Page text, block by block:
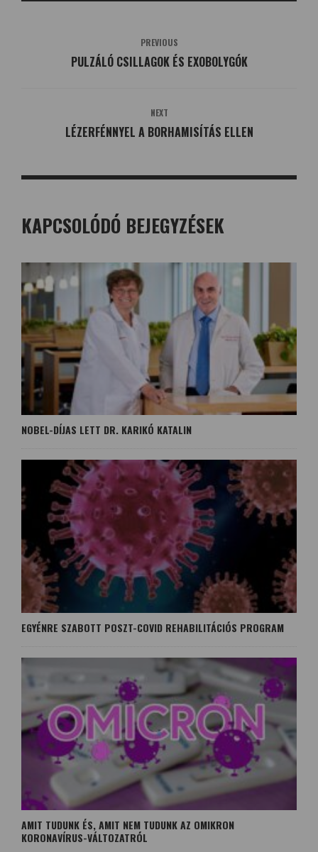
PREVIOUS
PULZÁLÓ CSILLAGOK ÉS EXOBOLYGÓK
NEXT
LÉZERFÉNNYEL A BORHAMISÍTÁS ELLEN
KAPCSOLÓDÓ BEJEGYZÉSEK
NOBEL-DÍJAS LETT DR. KARIKÓ KATALIN
EGYÉNRE SZABOTT POSZT-COVID REHABILITÁCIÓS PROGRAM
AMIT TUDUNK ÉS, AMIT NEM TUDUNK AZ OMIKRON
KORONAVÍRUS-VÁLTOZATRÓL